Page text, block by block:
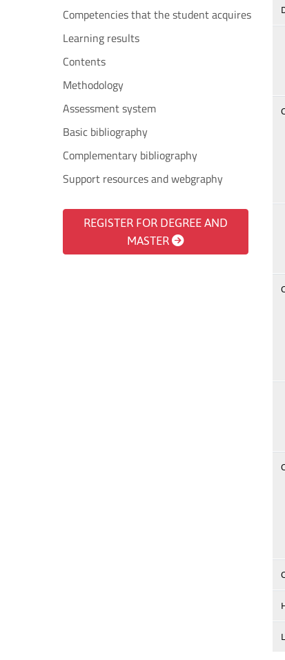
Competencies that the student acquires
Learning results
Contents
Methodology
Assessment system
Basic bibliography
Complementary bibliography
Support resources and webgraphy
REGISTER FOR DEGREE AND
MASTER